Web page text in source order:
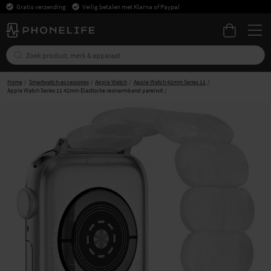
Gratis verzending Veilig betalen met Klarna of Paypal
Home Smartwatch-accessoires Apple Watch
Apple Watch 42mm Series 11
Apple Watch Series 11 42mm Elastische resinarmband parelwit